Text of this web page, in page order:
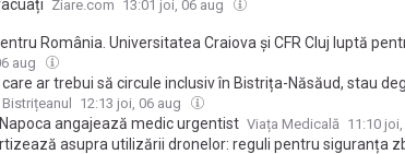
Ziare.com 13:01 joi, 06 aug
România. Universitatea Craiova și CFR Cluj luptă
Cine trasmite meciurile
aug
ar trebui să circule inclusiv în Bistrița-Năsăud, stau
Bistrițeanul 12:13 joi, 06 aug
angajează medic urgentist Viața Medicală 11:10
asupra utilizării dronelor: reguli pentru siguranța